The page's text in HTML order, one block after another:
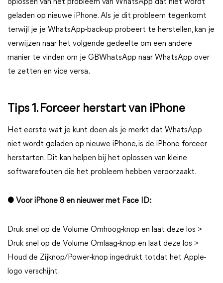
oplossen van het probleem van WhatsApp dat niet wordt
geladen op nieuwe iPhone. Als je dit probleem tegenkomt
terwijl je je WhatsApp-back-up probeert te herstellen, kan je
verwijzen naar het volgende gedeelte om een andere
manier te vinden om je GBWhatsApp naar WhatsApp over
te zetten en vice versa.
Tips 1. Forceer herstart van iPhone
Het eerste wat je kunt doen als je merkt dat WhatsApp
niet wordt geladen op nieuwe iPhone, is de iPhone forceer
herstarten. Dit kan helpen bij het oplossen van kleine
softwarefouten die het probleem hebben veroorzaakt.
● Voor iPhone 8 en nieuwer met Face ID:
Druk snel op de Volume Omhoog-knop en laat deze los >
Druk snel op de Volume Omlaag-knop en laat deze los >
Houd de Zijknop/Power-knop ingedrukt totdat het Apple-
logo verschijnt.